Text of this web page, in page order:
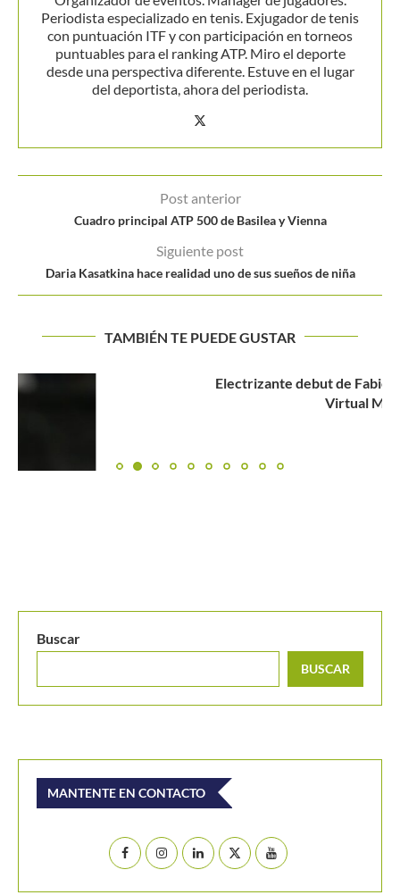
Periodista especializado en tenis. Exjugador de tenis
con puntuación ITF y con participación en torneos
puntuables para el ranking ATP. Miro el deporte
desde una perspectiva diferente. Estuve en el lugar
del deportista, ahora del periodista.
Post anterior
Cuadro principal ATP 500 de Basilea y Vienna
Siguiente post
Daria Kasatkina hace realidad uno de sus sueños de niña
TAMBIÉN TE PUEDE GUSTAR
Electrizante debut de Fabiola Zuluaga en el Torneo
MANTENTE EN CONTACTO